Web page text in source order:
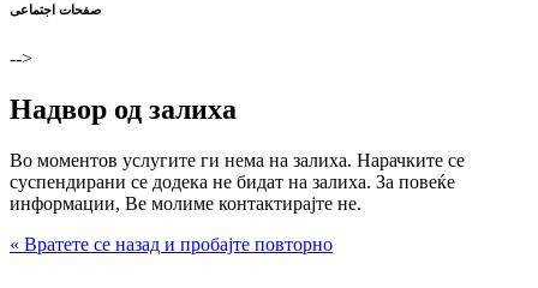
صفحات اجتماعی
-->
Надвор од залиха
Во моментов услугите ги нема на залиха. Нарачките се
суспендирани се додека не бидат на залиха. За повеќе
информации, Ве молиме контактирајте не.
« Вратете се назад и пробајте повторно